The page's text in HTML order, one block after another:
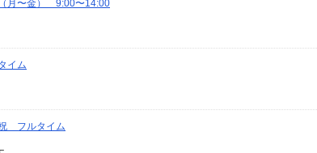
月〜金） 9:00〜14:00
イム
フルタイム